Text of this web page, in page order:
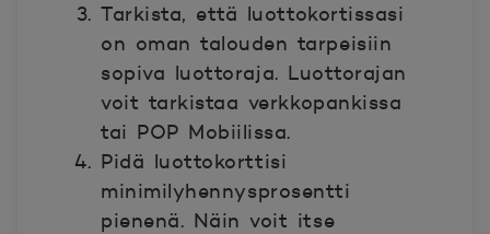
Tarkista, että luottokortissasi
on oman talouden tarpeisiin
sopiva luottoraja. Luottorajan
voit tarkistaa verkkopankissa
tai POP Mobiilissa.
Pidä luottokorttisi
minimilyhennysprosentti
pienenä. Näin voit itse